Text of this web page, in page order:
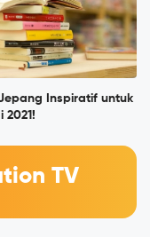
Inspiratif untuk
2021!
TV